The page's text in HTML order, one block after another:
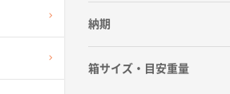
納期
箱サイズ・目安重量